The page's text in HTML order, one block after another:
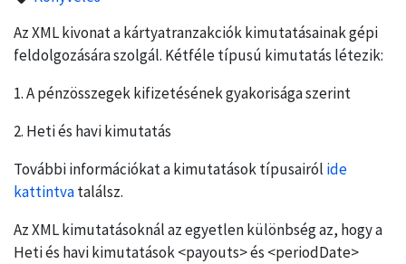
Az XML kivonat a kártyatranzakciók kimutatásainak gépi
feldolgozására szolgál. Kétféle típusú kimutatás létezik:
1. A pénzösszegek kifizetésének gyakorisága szerint
2. Heti és havi kimutatás
További információkat a kimutatások típusairól ide
kattintvatalálsz.
Az XML kimutatásoknál az egyetlen különbség az, hogy a
Heti és havi kimutatások <payouts> és <periodDate>